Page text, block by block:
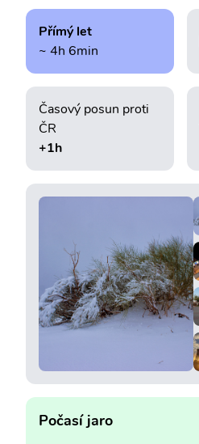
Přímý let
~ 4h 6min
Časový posun proti
ČR
+1h
Počasí jaro